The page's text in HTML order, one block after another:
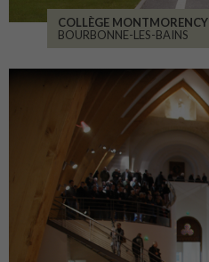
COLLÈGE MONTMORENCY
BOURBONNE-LES-BAINS